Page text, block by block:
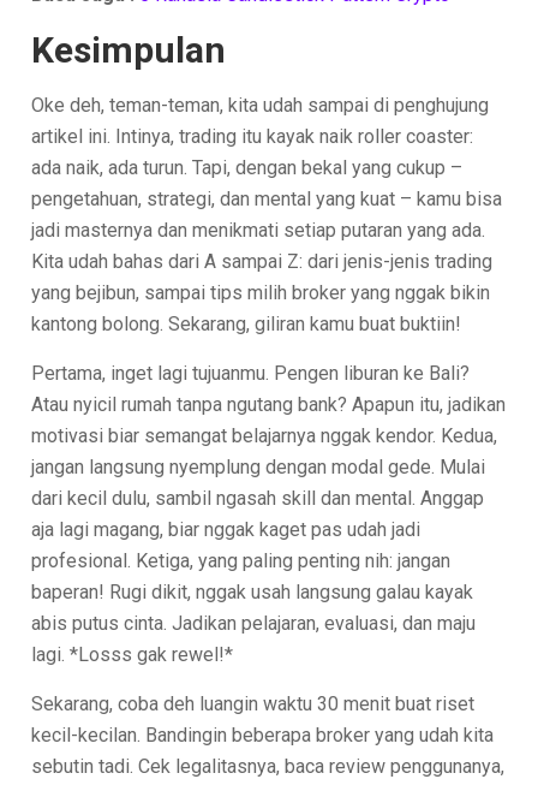
Kesimpulan
Oke deh, teman-teman, kita udah sampai di penghujung
artikel ini. Intinya, trading itu kayak naik roller coaster:
ada naik, ada turun. Tapi, dengan bekal yang cukup –
pengetahuan, strategi, dan mental yang kuat – kamu bisa
jadi masternya dan menikmati setiap putaran yang ada.
Kita udah bahas dari A sampai Z: dari jenis-jenis trading
yang bejibun, sampai tips milih broker yang nggak bikin
kantong bolong. Sekarang, giliran kamu buat buktiin!
Pertama, inget lagi tujuanmu. Pengen liburan ke Bali?
Atau nyicil rumah tanpa ngutang bank? Apapun itu, jadikan
motivasi biar semangat belajarnya nggak kendor. Kedua,
jangan langsung nyemplung dengan modal gede. Mulai
dari kecil dulu, sambil ngasah skill dan mental. Anggap
aja lagi magang, biar nggak kaget pas udah jadi
profesional. Ketiga, yang paling penting nih: jangan
baperan! Rugi dikit, nggak usah langsung galau kayak
abis putus cinta. Jadikan pelajaran, evaluasi, dan maju
lagi. *Losss gak rewel!*
Sekarang, coba deh luangin waktu 30 menit buat riset
kecil-kecilan. Bandingin beberapa broker yang udah kita
sebutin tadi. Cek legalitasnya, baca review penggunanya,